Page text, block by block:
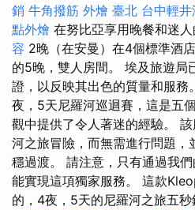
銷 牛角撥筋 外燴 臺北 台中輕
點外燴 在努比亞享用晚餐和迷
容 2晚（在安曼）在4個標準酒
的5晚，雙人房間。 埃及旅遊局
證，以反映其出色的質量和服
夜，5天尼羅河巡迴賽，這是五
觀中提供了令人著迷的經驗。
河之旅冒險，而無需進行問題，
穩過渡。 請注意，只有通過我
能實現這項獨家服務。 這款
的，4夜，5天的尼羅河之旅五